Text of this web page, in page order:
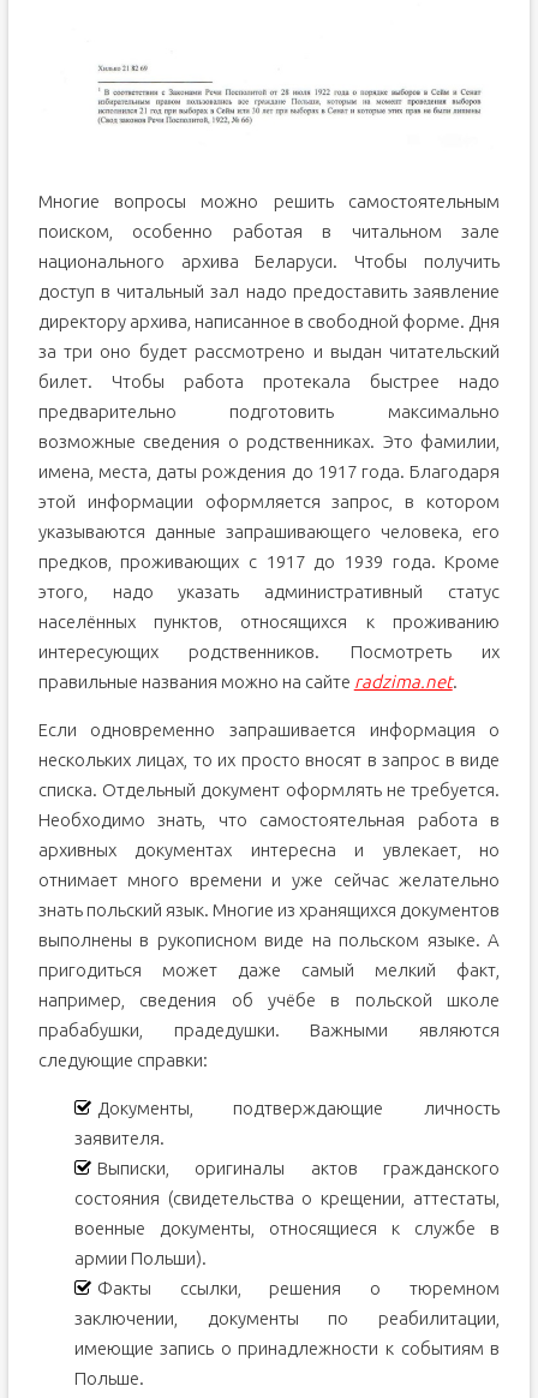
Многие вопросы можно решить самостоятельным
поиском, особенно работая в читальном зале
национального архива Беларуси. Чтобы получить
доступ в читальный зал надо предоставить заявление
директору архива, написанное в свободной форме. Дня
за три оно будет рассмотрено и выдан читательский
билет. Чтобы работа протекала быстрее надо
предварительно подготовить максимально
возможные сведения о родственниках. Это фамилии,
имена, места, даты рождения до 1917 года. Благодаря
этой информации оформляется запрос, в котором
указываются данные запрашивающего человека, его
предков, проживающих с 1917 до 1939 года. Кроме
этого, надо указать административный статус
населённых пунктов, относящихся к проживанию
интересующих родственников. Посмотреть их
правильные названия можно на сайте radzima.net.
Если одновременно запрашивается информация о
нескольких лицах, то их просто вносят в запрос в виде
списка. Отдельный документ оформлять не требуется.
Необходимо знать, что самостоятельная работа в
архивных документах интересна и увлекает, но
отнимает много времени и уже сейчас желательно
знать польский язык. Многие из хранящихся документов
выполнены в рукописном виде на польском языке. А
пригодиться может даже самый мелкий факт,
например, сведения об учёбе в польской школе
прабабушки, прадедушки. Важными являются
следующие справки:
Документы, подтверждающие личность
заявителя.
Выписки, оригиналы актов гражданского
состояния (свидетельства о крещении, аттестаты,
военные документы, относящиеся к службе в
армии Польши).
Факты ссылки, решения о тюремном
заключении, документы по реабилитации,
имеющие запись о принадлежности к событиям в
Польше.